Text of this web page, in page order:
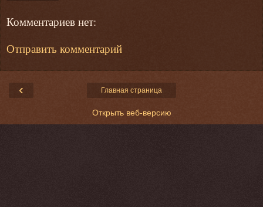
Комментариев нет:
Отправить комментарий
‹ Главная страница
Открыть веб-версию